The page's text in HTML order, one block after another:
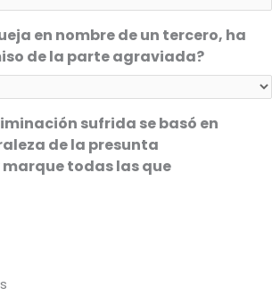
en nombre de un tercero, ha
de la parte agraviada?
sufrida se basó en
de la presunta
todas las que